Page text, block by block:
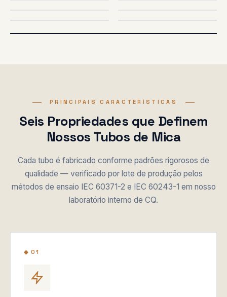
APLIC. FORNO
CORTE
PRINCIPAIS CARACTERÍSTICAS
Seis Propriedades que Definem
Nossos Tubos de Mica
Cada tubo é fabricado conforme padrões rigorosos de
qualidade — verificado por lote de produção pelos
métodos de ensaio IEC 60371-2 e IEC 60243-1 em nosso
laboratório interno de CQ.
◆ 01